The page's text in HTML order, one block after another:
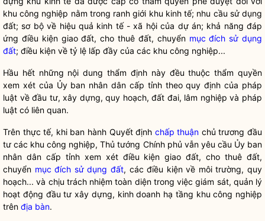
khu công nghiệp nằm trong ranh giới khu kinh tế; nhu cầu sử dụng
đất; sơ bộ về hiệu quả kinh tế - xã hội của dự án; khả năng đáp
ứng điều kiện giao đất, cho thuê đất, chuyển mục đích sử dụng
đất; điều kiện về tỷ lệ lấp đầy của các khu công nghiệp...
Hầu hết những nội dung thẩm định này đều thuộc thẩm quyền
xem xét của Ủy ban nhân dân cấp tỉnh theo quy định của pháp
luật về đầu tư, xây dựng, quy hoạch, đất đai, lâm nghiệp và pháp
luật có liên quan.
Trên thực tế, khi ban hành Quyết định chấp thuận chủ trương đầu
tư các khu công nghiệp, Thủ tướng Chính phủ vẫn yêu cầu Ủy ban
nhân dân cấp tỉnh xem xét điều kiện giao đất, cho thuê đất,
chuyển mục đích sử dụng đất, các điều kiện về môi trường, quy
hoạch... và chịu trách nhiệm toàn diện trong việc giám sát, quản lý
hoạt động đầu tư xây dựng, kinh doanh hạ tầng khu công nghiệp
trên địa bàn.